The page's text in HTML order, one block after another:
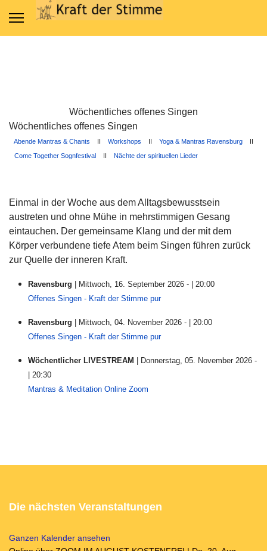
Wöchentliches offenes Singen
Wöchentliches offenes Singen
Abende Mantras & Chants II Workshops II Yoga & Mantras Ravensburg II
Come Together Sognfestival II Nächte der spirituellen Lieder
Einmal in der Woche aus dem Alltagsbewusstsein
austreten und ohne Mühe in mehrstimmigen Gesang
eintauchen. Der gemeinsame Klang und der mit dem
Körper verbundene tiefe Atem beim Singen führen zurück
zur Quelle der inneren Kraft.
Ravensburg | Mittwoch, 16. September 2026 - | 20:00
Offenes Singen - Kraft der Stimme pur
Ravensburg | Mittwoch, 04. November 2026 - | 20:00
Offenes Singen - Kraft der Stimme pur
Wöchentlicher LIVESTREAM
| Donnerstag, 05. November 2026 -
| 20:30
Mantras & Meditation Online Zoom
Die nächsten Veranstaltungen
Ganzen Kalender ansehen